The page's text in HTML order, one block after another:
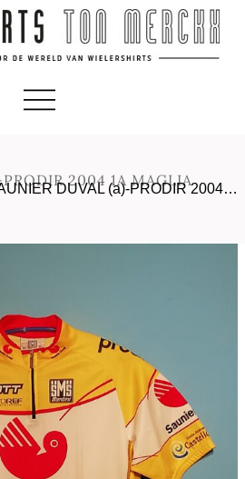
2004 1A MAGLIA
DUVAL (a)-PRODIR 2004…